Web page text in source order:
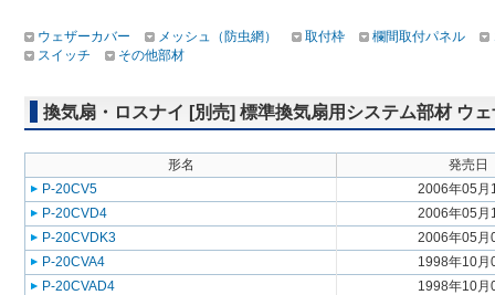
ウェザーカバー メッシュ（防虫網） 取付枠 欄間取付パネル
スイッチ
その他部材
換気扇・ロスナイ [別売] 標準換気扇用システム部材 ウ
形名
発売日
P-20CV5
2006年05月
P-20CVD4
2006年05月
P-20CVDK3
2006年05月
P-20CVA4
1998年10月
P-20CVAD4
1998年10月